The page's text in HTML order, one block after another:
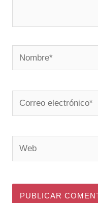
electrónico*